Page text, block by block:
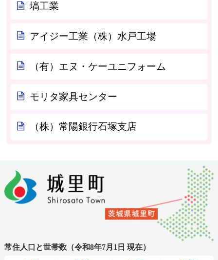
塙工業
アイジー工業（株）水戸工場
（有）エヌ・ケーユニフォーム
モリタ家具センター
（株）常陽銀行石塚支店